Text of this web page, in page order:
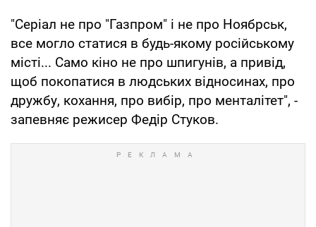
"Серіал не про "Газпром" і не про Ноябрськ,
все могло статися в будь-якому російському
місті... Само кіно не про шпигунів, а привід,
щоб покопатися в людських відносинах, про
дружбу, кохання, про вибір, про менталітет", -
запевняє режисер Федір Стуков.